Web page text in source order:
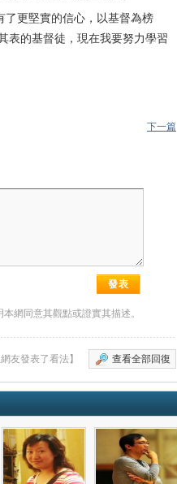
了更堅實的信心，以基督為榜
表的基督徒，現在我要努力學習
下一篇
網同意其觀點或證實其描述。
查看全部回復
友發表了看法】